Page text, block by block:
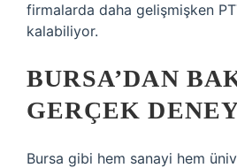
firmalarda daha gelişmişken
kalabiliyor.
BURSA’DAN
GERÇEK
Bursa gibi hem sanayi hem